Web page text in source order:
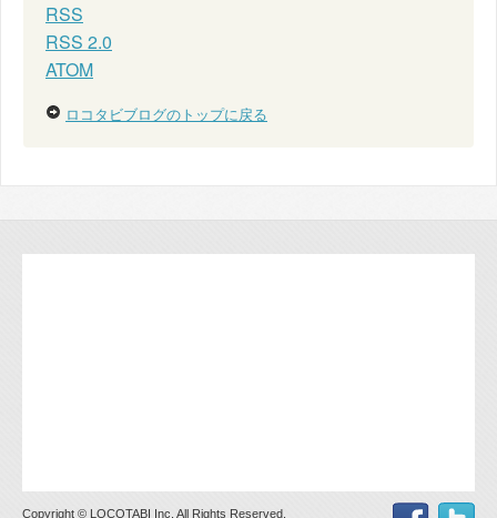
RSS
RSS 2.0
ATOM
ロコタビブログのトップに戻る
Copyright © LOCOTABI Inc. All Rights Reserved.